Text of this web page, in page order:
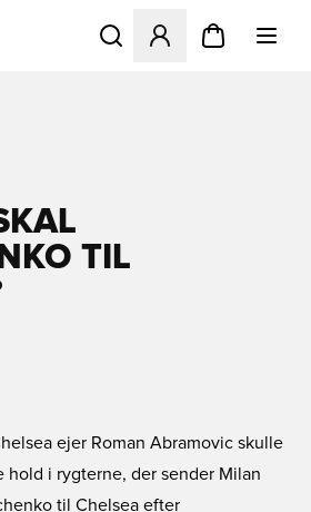
Åbner en Modal til at
TIL
ejer Roman Abramovic skulle
i rygterne, der sender Milan
til Chelsea efter